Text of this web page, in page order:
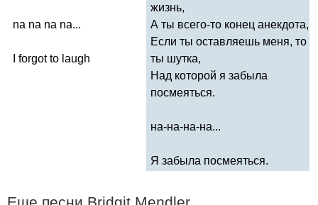
na na na na...
forgot to laugh
жизнь,
А ты всего-то конец анекдота,
Если ты оставляешь меня, то
ты шутка,
Над которой я забыла
посмеяться.
на-на-на-на...
Я забыла посмеяться.
Еще песни Bridgit Mendler